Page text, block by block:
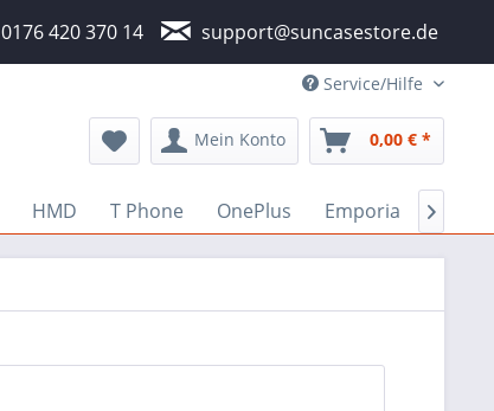
0176 420 370 14 support@suncasestore.de
Service/Hilfe
Mein Konto 0,00 € *
HMD T Phone OnePlus Emporia 